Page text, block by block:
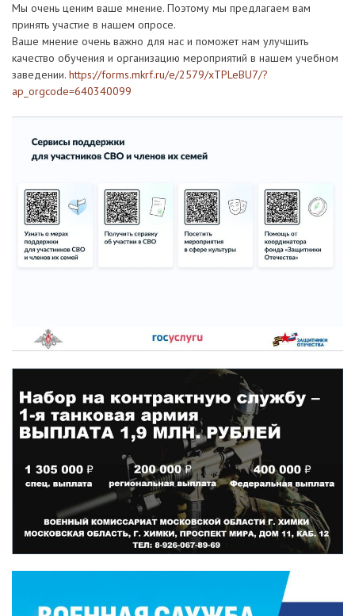
Мы очень ценим ваше мнение. Поэтому мы предлагаем вам
принять участие в нашем опросе.
Ваше мнение очень важно для нас и поможет нам улучшить
качество обучения и организацию мероприятий в нашем учебном
заведении. https://forms.mkrf.ru/e/2579/xTPLeBU7/?
ap_orgcode=640340099